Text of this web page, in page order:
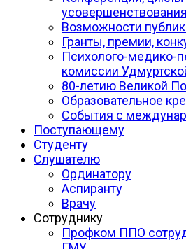
усовершенствования
Возможности
Гранты, премии,
Психолого-медико-
комиссии
80-летию Великой
Образовательное
События с
Поступающему
Студенту
Слушателю
Ординатору
Аспиранту
Врачу
Сотруднику
Профком ППО